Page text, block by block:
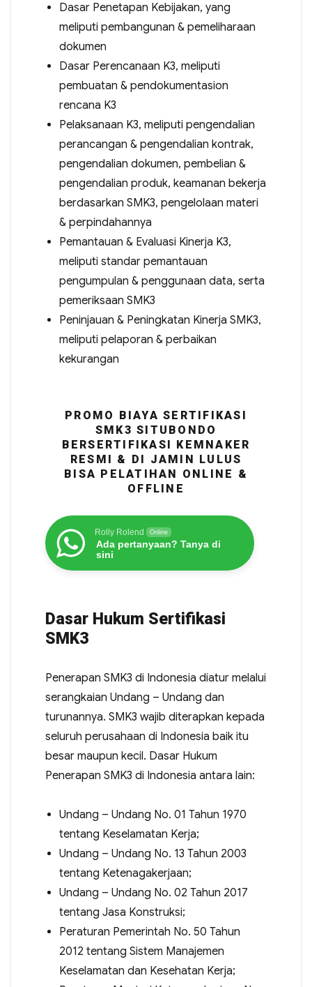
Dasar Penetapan Kebijakan, yang
meliputi pembangunan & pemeliharaan
dokumen
Dasar Perencanaan K3, meliputi
pembuatan & pendokumentasion
rencana K3
Pelaksanaan K3, meliputi pengendalian
perancangan & pengendalian kontrak,
pengendalian dokumen, pembelian &
pengendalian produk, keamanan bekerja
berdasarkan SMK3, pengelolaan materi
& perpindahannya
Pemantauan & Evaluasi Kinerja K3,
meliputi standar pemantauan
pengumpulan & penggunaan data, serta
pemeriksaan SMK3
Peninjauan & Peningkatan Kinerja SMK3,
meliputi pelaporan & perbaikan
kekurangan
PROMO BIAYA SERTIFIKASI
SMK3 SITUBONDO
BERSERTIFIKASI KEMNAKER
RESMI & DI JAMIN LULUS
BISA PELATIHAN ONLINE &
OFFLINE
Rolly Rolend Online
Ada pertanyaan? Tanya di
sini
Dasar Hukum Sertifikasi
SMK3
Penerapan SMK3 di Indonesia diatur melalui
serangkaian Undang – Undang dan
turunannya. SMK3 wajib diterapkan kepada
seluruh perusahaan di Indonesia baik itu
besar maupun kecil. Dasar Hukum
Penerapan SMK3 di Indonesia antara lain:
Undang – Undang No. 01 Tahun 1970
tentang Keselamatan Kerja;
Undang – Undang No. 13 Tahun 2003
tentang Ketenagakerjaan;
Undang – Undang No. 02 Tahun 2017
tentang Jasa Konstruksi;
Peraturan Pemerintah No. 50 Tahun
2012 tentang Sistem Manajemen
Keselamatan dan Kesehatan Kerja;